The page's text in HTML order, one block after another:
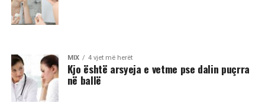
MIX 4 vjet më herët
Kjo është arsyeja e vetme pse dalin puçrra
në ballë